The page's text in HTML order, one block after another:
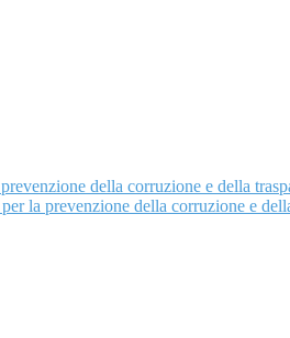
della corruzione e della
la prevenzione della corruzione e